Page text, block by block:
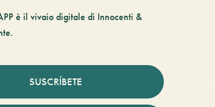
è il vivaio digitale di Innocenti &
SUSCRÍBETE